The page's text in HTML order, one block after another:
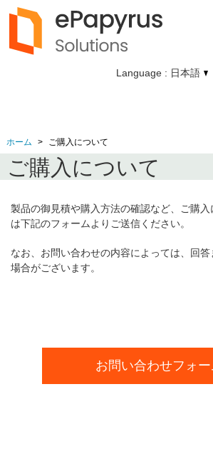
Language : 日本語
製品情報
テクノロジー
会社情報
お問い合わせ
ホーム ご購入について
ご購入について
製品の御見積や購入方法の確認など、ご購
は下記のフォームよりご送信ください。
なお、お問い合わせの内容によっては、回
場合がございます。
お問い合わせフォー